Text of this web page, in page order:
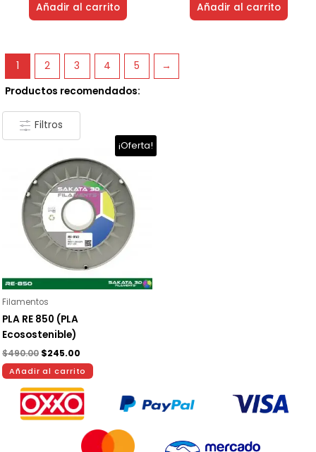
Productos recomendados:
Filtros
¡Oferta!
Filamentos
PLA RE 850 (PLA
Ecosostenible)
$490.00
precio
original
era:
$490.00.
$245.00
precio
actual
es:
$245.00.
Añadir al carrito
Añadir al carrito Añadir al carrito
1 2 3 4 5 →